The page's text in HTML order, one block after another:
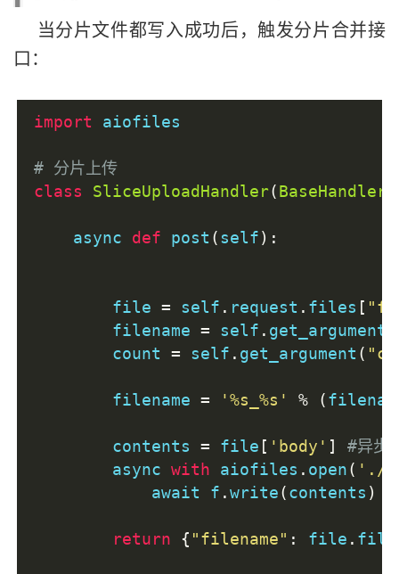
当分片文件都写入成功后，触发分片合并接
口：
import aiofiles
# 分片上传
class
SliceUploadHandler(BaseHandler
    async
def post (self):
        file
= self . request . files [
        filename
= self . get_argument
        count
= self . get_argument (
        filename
= '%s_%s' % (
        contents
= file [ 'body' ]
#异步
        async
with aiofiles . open( './
            await f
.write(contents )
return { "filename" : file .